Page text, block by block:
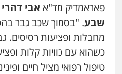
עו"ד אלון קריטי
פלילי כלכלי
0525544654
מנשה, אלמוג –
פאראמדיק מד"א אבי דהרי
שבע. "בסמוך שכב גבר
מחבלות ופציעות רסיסים.
כשהוא עם כוויות קלות
טיפול רפואי מציל חיים